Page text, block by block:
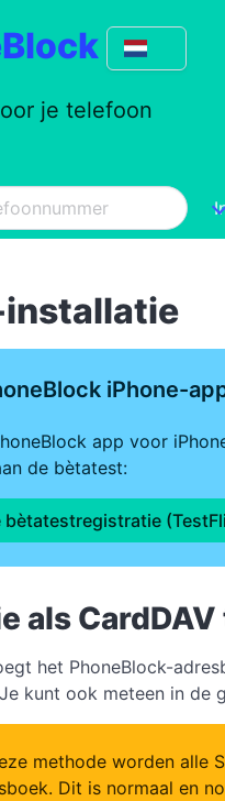
je telefoon
iPhone-
app voor
de bètatest:
bètatestregistratie
als
het PhoneBlock-
kunt ook meteen in
methode worden alle
Dit is normaal en